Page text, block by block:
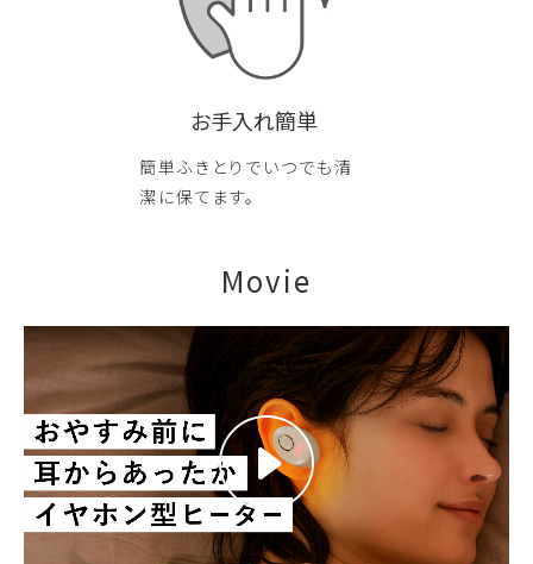
お手入れ簡単
簡単ふきとりでいつでも清
潔に保てます。
Movie